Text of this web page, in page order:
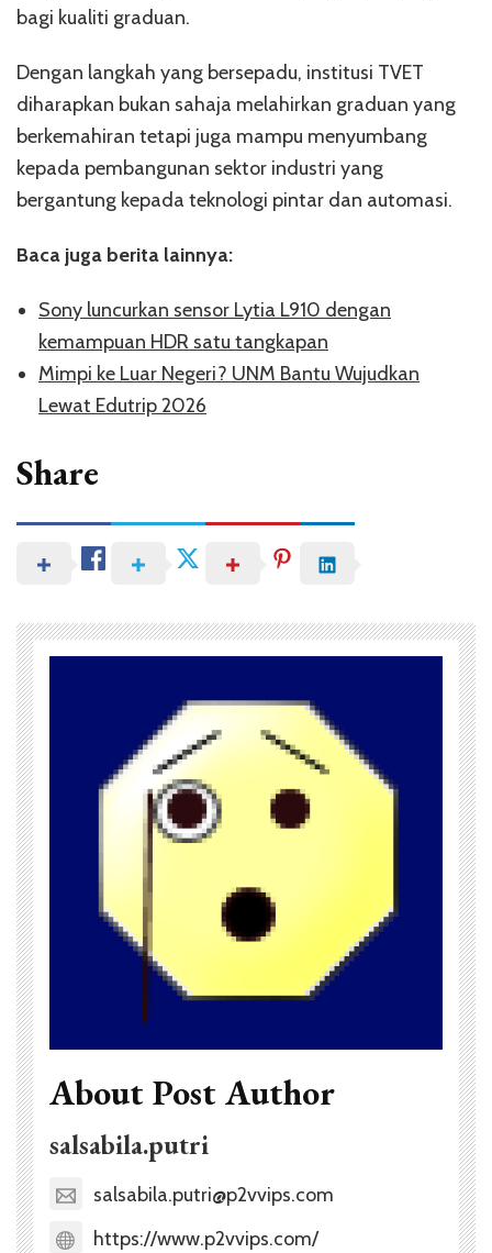
bagi kualiti graduan.
Dengan langkah yang bersepadu, institusi TVET
diharapkan bukan sahaja melahirkan graduan yang
berkemahiran tetapi juga mampu menyumbang
kepada pembangunan sektor industri yang
bergantung kepada teknologi pintar dan automasi.
Baca juga berita lainnya:
Sony luncurkan sensor Lytia L910 dengan
kemampuan HDR satu tangkapan
Mimpi ke Luar Negeri? UNM Bantu Wujudkan
Lewat Edutrip 2026
Share
About Post Author
salsabila.putri
salsabila.putri@p2vvips.com
https://www.p2vvips.com/